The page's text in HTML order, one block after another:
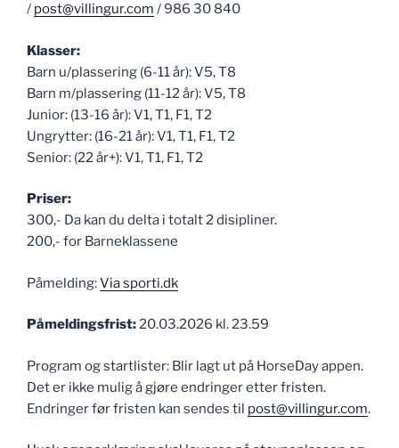
/ post@villingur.com / 986 30 840
Klasser:
Barn u/plassering (6-11 år): V5, T8
Barn m/plassering (11-12 år): V5, T8
Junior: (13-16 år): V1, T1, F1, T2
Ungrytter: (16-21 år): V1, T1, F1, T2
Senior: (22 år+): V1, T1, F1, T2
Priser:
300,- Da kan du delta i totalt 2 disipliner.
200,- for Barneklassene
Påmelding:Via sporti.dk
Påmeldingsfrist:20.03.2026 kl. 23.59
Program og startlister: Blir lagt ut på HorseDay appen.
Det er ikke mulig å gjøre endringer etter fristen.
Endringer før fristen kan sendes til post@villingur.com.